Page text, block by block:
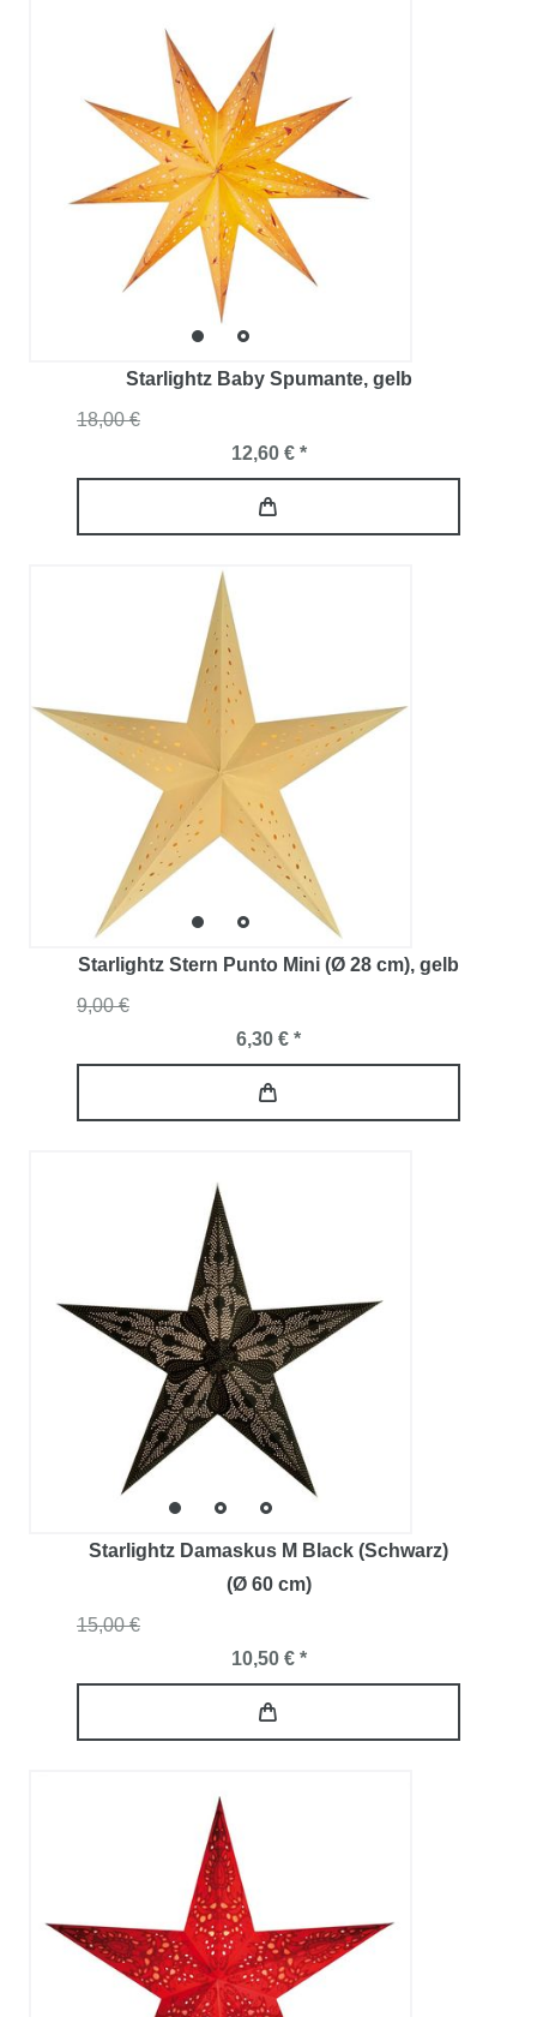
Starlightz Baby Spumante, gelb
18,00 €
12,60 € *
Starlightz Stern Punto Mini (Ø 28 cm), gelb
9,00 €
6,30 € *
Starlightz Damaskus M Black (Schwarz)
(Ø 60 cm)
15,00 €
10,50 € *